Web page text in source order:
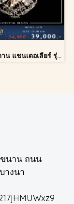
โคมไฟเพดาน แชนเดอเลียร์ รุ่น A028-D40
นาน ถนน
างนา